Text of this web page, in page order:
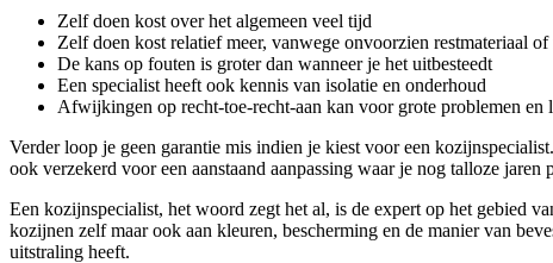
Zelf doen kost over het algemeen veel tijd
Zelf doen kost relatief meer, vanwege onvoorzien restmateriaal of
De kans op fouten is groter dan wanneer je het uitbesteedt
Een specialist heeft ook kennis van isolatie en onderhoud
Afwijkingen op recht-toe-recht-aan kan voor grote problemen en
Verder loop je geen garantie mis indien je kiest voor een
ook verzekerd voor een aanstaand aanpassing waar je nog talloze jaren
Een kozijnspecialist, het woord zegt het al, is de expert op het gebied
kozijnen zelf maar ook aan kleuren, bescherming en de manier van
uitstraling heeft.